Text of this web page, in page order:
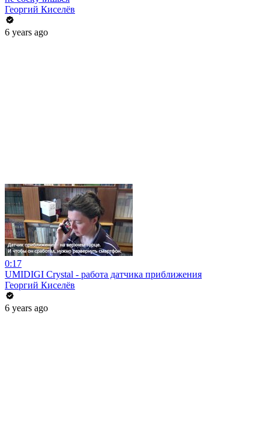
Георгий Киселёв
6 years ago
0:17
UMIDIGI Crystal - работа датчика приближения
Георгий Киселёв
6 years ago